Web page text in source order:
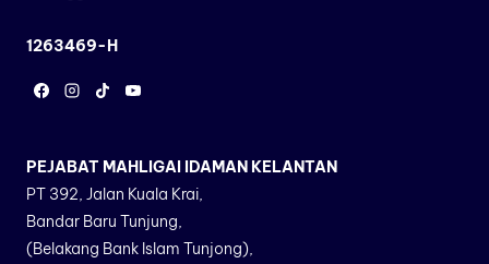
1263469-H
PEJABAT MAHLIGAI IDAMAN KELANTAN
PT 392, Jalan Kuala Krai,
Bandar Baru Tunjung,
(Belakang Bank Islam Tunjong),